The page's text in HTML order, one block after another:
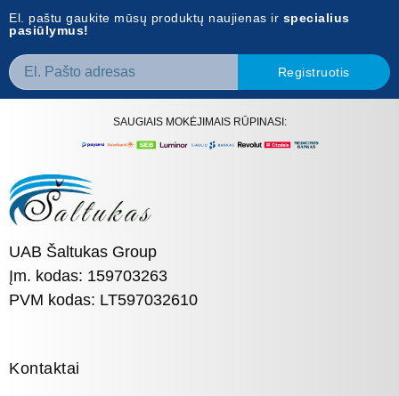
El. paštu gaukite mūsų produktų naujienas ir specialius
pasiūlymus!
Registruotis
SAUGIAIS MOKĖJIMAIS RŪPINASI:
UAB Šaltukas Group
Įm. kodas: 159703263
PVM kodas: LT597032610
Kontaktai